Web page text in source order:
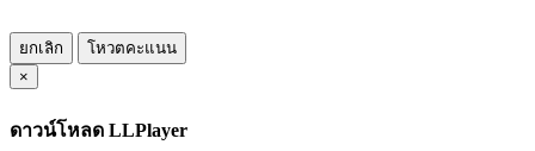
ยกเลิก
โหวตคะแนน
×
ดาวน์โหลด LLPlayer